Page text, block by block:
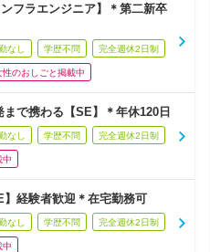
フラエンジニア】＊第二新卒
なし 学歴不問 完全週休2日制
性のおしごと掲載中
まで携わる【SE】＊年休120日
なし 学歴不問 完全週休2日制
中
】経験者歓迎＊在宅勤務可
なし 学歴不問 完全週休2日制
中